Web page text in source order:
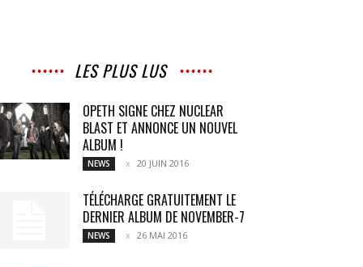
LES PLUS LUS
OPETH SIGNE CHEZ NUCLEAR
BLAST ET ANNONCE UN NOUVEL
ALBUM !
NEWS 20 JUIN 2016
TÉLÉCHARGE GRATUITEMENT LE
DERNIER ALBUM DE NOVEMBER-7
NEWS 26 MAI 2016